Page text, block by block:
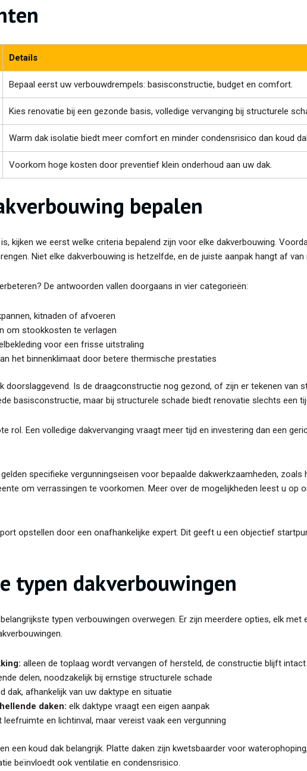
Details
Bepaal eerst uw verbouwdrempels: basisconstructie, budget en comfort.
Kies renovatie bij een gezonde basis, volledige vervanging bij structurele
Warm dak isolatie biedt meer comfort en minder condensrisico dan koud
Voorkom hoge kosten door preventief klein onderhoud aan uw dak.
bepalen
kijken we eerst welke criteria bepalend zijn voor elke dakverbouwing.
Niet elke dakverbouwing is hetzelfde, en de juiste aanpak hangt af van
De antwoorden vallen doorgaans in vier categorieën:
kitnaden of afvoeren
om stookkosten te verlagen
voor een frisse uitstraling
het binnenklimaat door betere thermische prestaties
doorslaggevend. Is de draagconstructie nog gezond, of zijn er tekenen van
basisconstructie, maar bij structurele schade biedt renovatie slechts een
rol. Een volledige dakvervanging vraagt meer tijd en investering dan een
specifieke vergunningseisen voor bepaalde dakwerkzaamheden,
om verrassingen te voorkomen. Meer over de mogelijkheden leest u op
opstellen door een onafhankelijke expert. Dit geeft u een objectief
typen dakverbouwingen
typen verbouwingen overwegen. Er zijn meerdere opties, elk
alleen de toplaag wordt vervangen of hersteld, de constructie blijft intact
delen, noodzakelijk bij ernstige structurele schade
dak, afhankelijk van uw daktype en situatie
daken: elk daktype vraagt een eigen aanpak
leefruimte en lichtinval, maar vereist vaak een vergunning
een koud dak belangrijk. Platte daken zijn kwetsbaarder voor
beïnvloedt ook ventilatie en condensrisico.